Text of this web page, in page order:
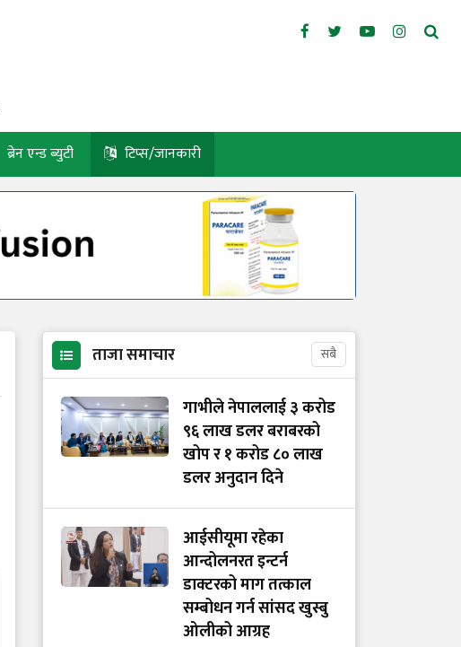
ब्रेन एन्ड ब्युटी टिप्स/जानकारी
ताजा समाचार सबै
गाभीले नेपाललाई ३ करोड
९६ लाख डलर बराबरको
खोप र १ करोड ८० लाख
डलर अनुदान दिने
आईसीयूमा रहेका
आन्दोलनरत इन्टर्न
डाक्टरको माग तत्काल
सम्बोधन गर्न सांसद खुस्बु
ओलीको आग्रह